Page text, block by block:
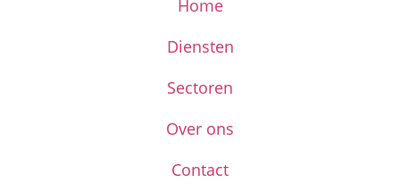
Home
Diensten
Sectoren
Over ons
Contact